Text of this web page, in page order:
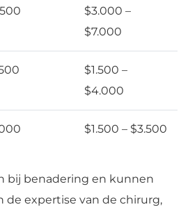
$3.000 –
$7.000
$1.500 –
$4.000
$1.500 – $3.500
bij benadering en kunnen
de expertise van de chirurg,